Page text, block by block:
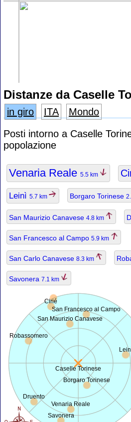
Distanze da Caselle
in giro ITA
Mondo
Posti intorno a Caselle
popolazione
Venaria Reale 5.5 km
Leinì 5.7 km Borgaro Torinese
San Maurizio Canavese 4.8 km
San Francesco al Campo 5.9 km
San Carlo Canavese 8.3 km
Savonera 7.1 km
Caselle Torinese
Venaria Reale
Cirié
Borgaro Torinese
San Maurizio Canavese
Druento
San Francesco al Campo
Robassomero
Savonera